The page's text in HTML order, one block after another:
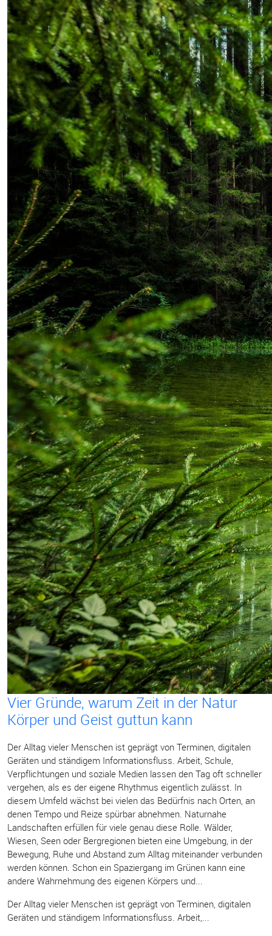
Vier Gründe, warum Zeit in der Natur
Körper und Geist guttun kann
Der Alltag vieler Menschen ist geprägt von Terminen, digitalen
Geräten und ständigem Informationsfluss. Arbeit, Schule,
Verpflichtungen und soziale Medien lassen den Tag oft schneller
vergehen, als es der eigene Rhythmus eigentlich zulässt. In
diesem Umfeld wächst bei vielen das Bedürfnis nach Orten, an
denen Tempo und Reize spürbar abnehmen. Naturnahe
Landschaften erfüllen für viele genau diese Rolle. Wälder,
Wiesen, Seen oder Bergregionen bieten eine Umgebung, in der
Bewegung, Ruhe und Abstand zum Alltag miteinander verbunden
werden können. Schon ein Spaziergang im Grünen kann eine
andere Wahrnehmung des eigenen Körpers und...
Der Alltag vieler Menschen ist geprägt von Terminen, digitalen
Geräten und ständigem Informationsfluss. Arbeit,...